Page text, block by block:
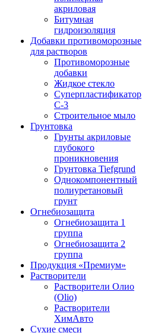
акриловая
Битумная
гидроизоляция
Добавки противоморозные
для растворов
Противоморозные
добавки
Жидкое стекло
Суперпластификатор
С-3
Строительное мыло
Грунтовка
Грунты акриловые
глубокого
проникновения
Грунтовка Tiefgrund
Однокомпонентный
полиуретановый
грунт
Огнебиозащита
Огнебиозащита 1
группа
Огнебиозащита 2
группа
Продукция «Премиум»
Растворители
Растворители Олио
(Olio)
Растворители
ХимАвто
Сухие смеси